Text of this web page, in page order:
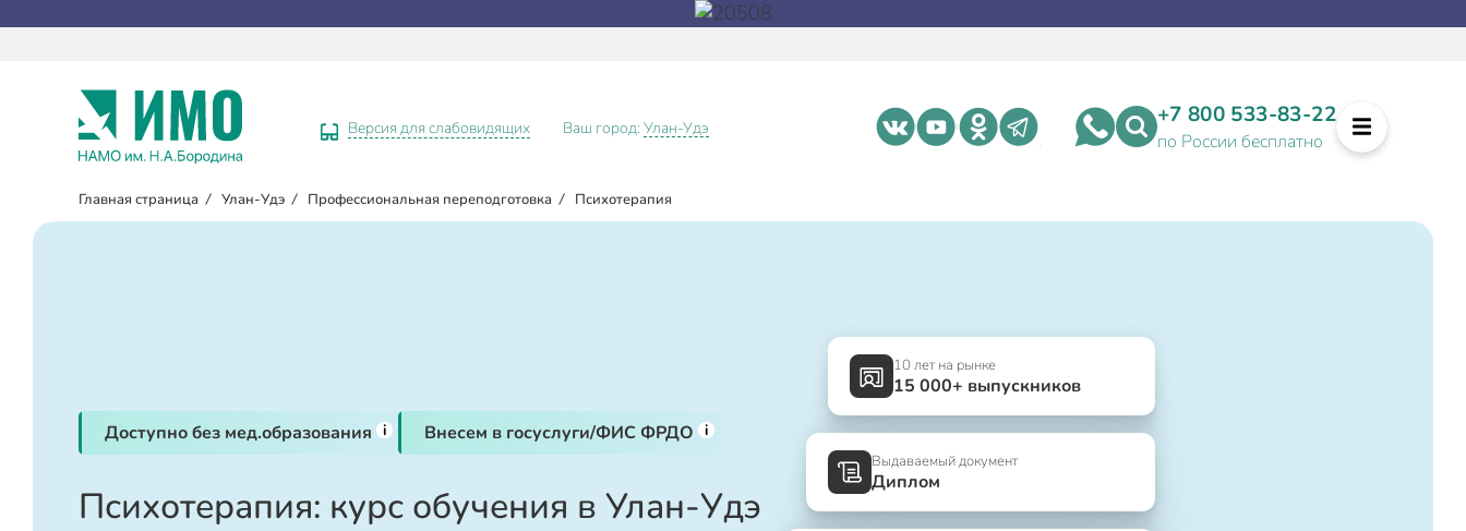
Версия для слабовидящих Ваш город:Улан-Удэ +7 800 533-83-22
по России бесплатно
Главная страница / Улан-Удэ / Профессиональная переподготовка / Психотерапия
Доступно без мед.образования i Внесем в госуслуги/ФИС ФРДО i
Психотерапия: курс обучения в Улан-Удэ
10 лет на рынке
15 000+ выпускников
Выдаваемый документ
Диплом